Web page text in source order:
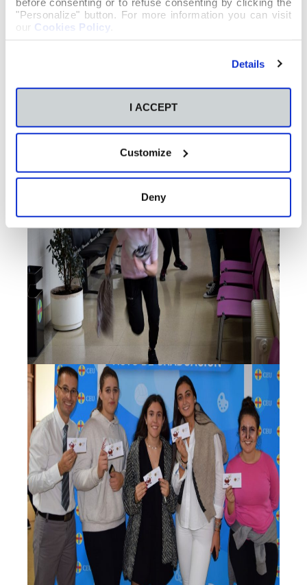
"Personalize" button. For more information you can visit
our Cookies Policy
Details
I ACCEPT
Customize
Deny